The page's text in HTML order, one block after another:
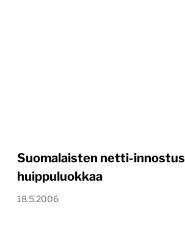
Suomalaisten netti-innostus
huippuluokkaa
18.5.2006